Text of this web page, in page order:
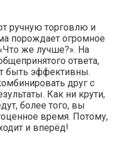
ручную торговлю и
порождает огромное
же лучше?». На
ответа,
быть эффективны.
друг с
Как ни крути,
более того, вы
время. Потому,
и вперёд!